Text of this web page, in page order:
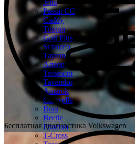
Jetta
Passat CC
Caddy
Touran
Golf Plus
Scirocco
Tayron
Arteon
Teramont
Tavendor
Amarok
Caravelle
Bora
Beetle
Phaeton
T-Cross
Бесплатная диагностика Volkswagen